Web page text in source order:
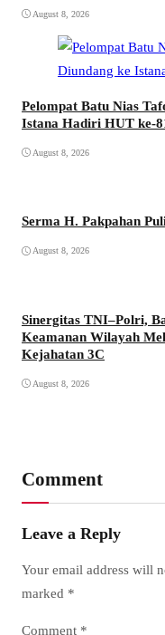
August 8, 2026
Pelompat Batu Nias
Istana Hadiri HUT ke-
August 8, 2026
Serma H. Pakpahan
August 8, 2026
Sinergitas TNI–Polri,
Keamanan Wilayah
Kejahatan 3C
August 8, 2026
Comment
Leave a Reply
Your email address will
marked *
Comment *